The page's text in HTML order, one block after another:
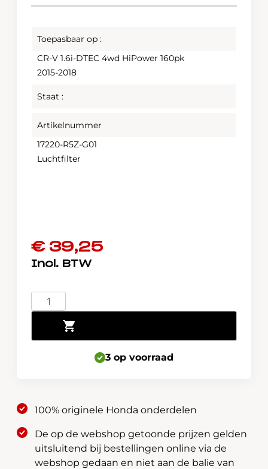
Toepasbaar op :
CR-V 1.6i-DTEC 4wd HiPower 160pk
2015-2018
Staat :
Artikelnummer
17220-R5Z-G01
Luchtfilter
€39,25
Luchtfilter
CR-
1.6i-
17220-
R5Z-
G01
aantal
Toevoegen aan winkelwagen
3 op voorraad
100% originele Honda onderdelen
De op de webshop getoonde prijzen gelden
uitsluitend bij bestellingen online via de
webshop gedaan en niet aan de balie van